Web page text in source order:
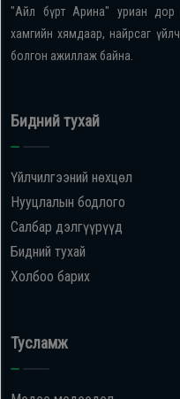
"Айл бүрт Арина" уриан дор
хамгийн хямдаар, найрсаг
болгон ажиллаж байна.
Бидний тухай
Үйлчилгээний нөхцөл
Нууцлалын бодлого
Салбар дэлгүүрүүд
Бидний тухай
Холбоо барих
Тусламж